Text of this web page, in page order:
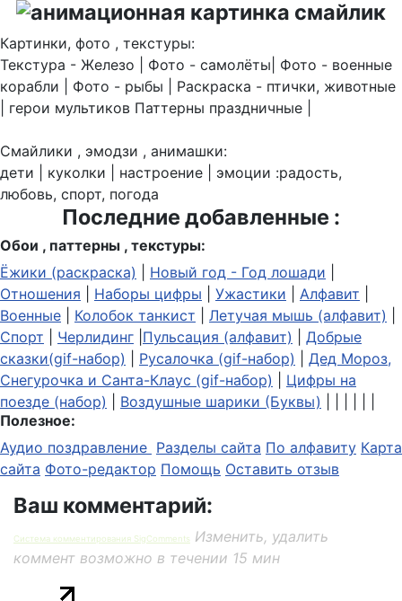
Картинки, фото , текстуры:
Текстура - Железо | Фото - самолёты| Фото - военные
корабли | Фото - рыбы | Раскраска - птички, животные
| герои мультиков Паттерны праздничные |
Смайлики , эмодзи , анимашки:
дети | куколки | настроение | эмоции :радость,
любовь, спорт, погода
Последние добавленные :
Обои , паттерны , текстуры:
Ёжики (раскраска)
Новый год - Год лошади
Отношения
Наборы цифры Ужастики Алфавит
Военные
Колобок танкист Летучая мышь (алфавит)
Спорт
Черлидинг Пульсация (алфавит)
Добрые
сказки(gif-набор)
Русалочка (gif-набор)
Дед Мороз,
Снегурочка и Санта-Клаус (gif-набор)
Цифры на
поезде (набор)
Воздушные шарики (Буквы)
Полезное:
Аудио поздравление Разделы сайта По алфавиту Карта
сайта Фото-редактор Помощь Оставить отзыв
Ваш комментарий:
Система комментирования SigComments
Изменить, удалить
коммент возможно в течении 15 мин